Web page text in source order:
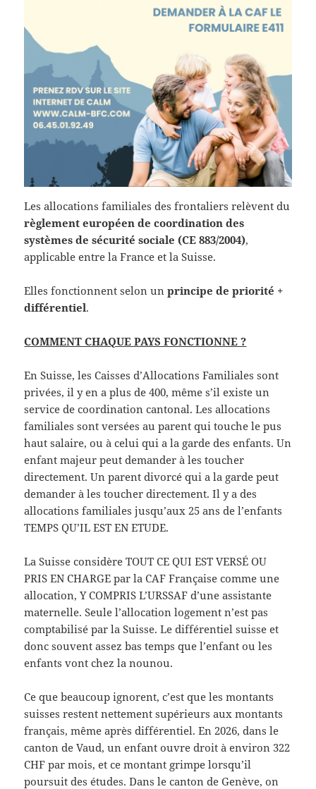
Les allocations familiales des frontaliers relèvent du
règlement européen de coordination des
systèmes de sécurité sociale (CE 883/2004),
applicable entre la France et la Suisse.
Elles fonctionnent selon unprincipe de priorité +
différentiel.
COMMENT CHAQUE PAYS FONCTIONNE ?
En Suisse, les Caisses d’Allocations Familiales sont
privées, il y en a plus de 400, même s’il existe un
service de coordination cantonal. Les allocations
familiales sont versées au parent qui touche le pus
haut salaire, ou à celui qui a la garde des enfants. Un
enfant majeur peut demander à les toucher
directement. Un parent divorcé qui a la garde peut
demander à les toucher directement. Il y a des
allocations familiales jusqu’aux 25 ans de l’enfants
TEMPS QU’IL EST EN ETUDE.
La Suisse considère TOUT CE QUI EST VERSÉ OU
PRIS EN CHARGE par la CAF Française comme une
allocation, Y COMPRIS L’URSSAF d’une assistante
maternelle. Seule l’allocation logement n’est pas
comptabilisé par la Suisse. Le différentiel suisse et
donc souvent assez bas temps que l’enfant ou les
enfants vont chez la nounou.
Ce que beaucoup ignorent, c’est que les montants
suisses restent nettement supérieurs aux montants
français, même après différentiel. En 2026, dans le
canton de Vaud, un enfant ouvre droit à environ 322
CHF par mois, et ce montant grimpe lorsqu’il
poursuit des études. Dans le canton de Genève, on